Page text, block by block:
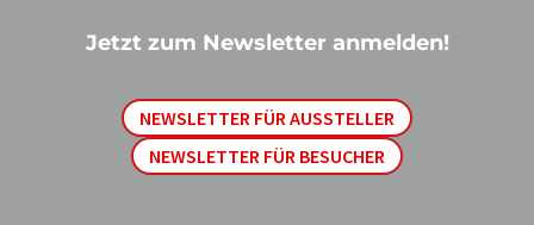
Jetzt zum Newsletter anmelden!
NEWSLETTER FÜR AUSSTELLER
NEWSLETTER FÜR BESUCHER